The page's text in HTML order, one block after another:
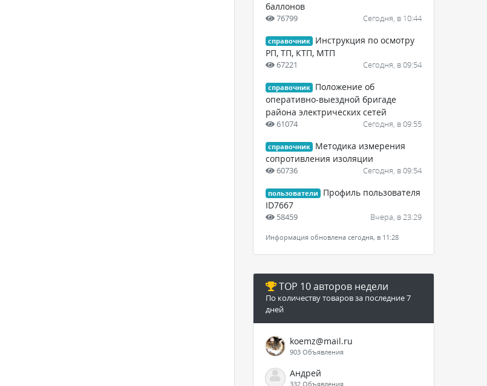
баллонов
76799 Сегодня, в 10:44
справочник
Инструкция по осмотру
РП, ТП, КТП, МТП
67221 Сегодня, в 09:54
справочник
Положение об
оперативно-выездной бригаде
района электрических сетей
61074 Сегодня, в 09:55
справочник
Методика измерения
сопротивления изоляции
60736 Сегодня, в 09:54
пользователи
Профиль пользователя
ID7667
58459 Вчера, в 23:29
Информация обновлена сегодня, в 11:28
TOP 10 авторов недели
По количеству товаров за последние 7
дней
koemz@mail.ru
903 Объявления
Андрей
332 Объявления